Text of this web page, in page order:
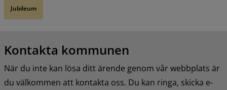
Jubileum
Kontakta kommunen
När du inte kan lösa ditt ärende genom vår webbplats är
du välkommen att kontakta oss. Du kan ringa, skicka e-